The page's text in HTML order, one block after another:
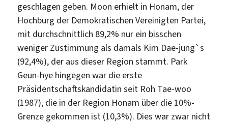
geschlagen geben. Moon erhielt in Honam, der
Hochburg der Demokratischen Vereinigten Partei,
mit durchschnittlich 89,2% nur ein bisschen
weniger Zustimmung als damals Kim Dae-jung`s
(92,4%), der aus dieser Region stammt. Park
Geun-hye hingegen war die erste
Präsidentschaftskandidatin seit Roh Tae-woo
(1987), die in der Region Honam über die 10%-
Grenze gekommen ist (10,3%). Dies war zwar nicht